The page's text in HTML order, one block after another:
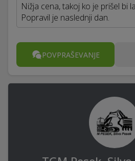
Nižja cena, takoj ko je prišel bi
Popravil je naslednji dan.
POVPRAŠEVANJE